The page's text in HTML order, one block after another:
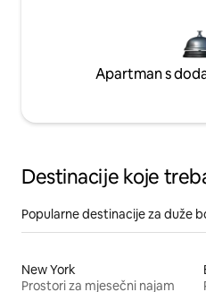
Apartman s
Destinacije koje
Popularne destinacije za duže
New York
Prostori za mjesečni najam